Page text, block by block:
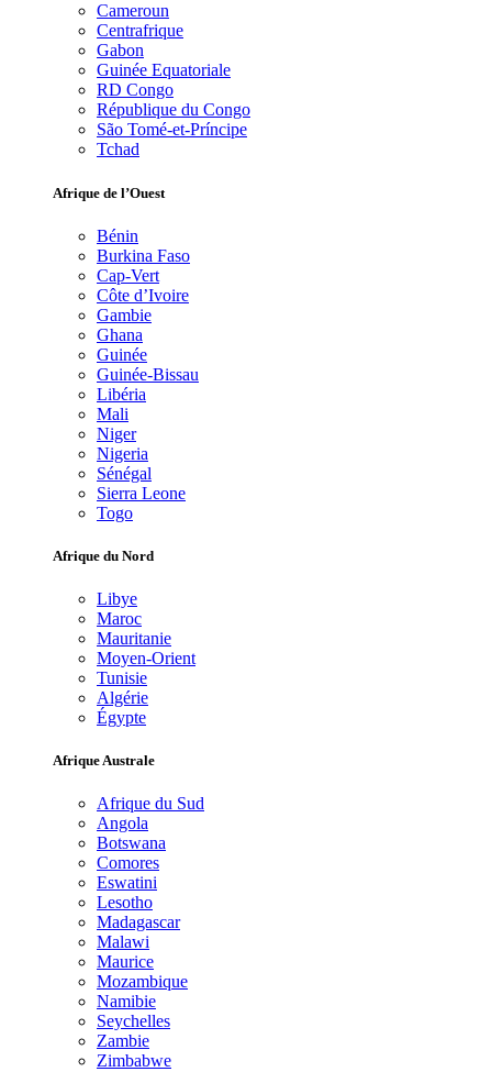
Cameroun
Centrafrique
Gabon
Guinée Equatoriale
RD Congo
République du Congo
São Tomé-et-Príncipe
Tchad
Afrique de l’Ouest
Bénin
Burkina Faso
Cap-Vert
Côte d’Ivoire
Gambie
Ghana
Guinée
Guinée-Bissau
Libéria
Mali
Niger
Nigeria
Sénégal
Sierra Leone
Togo
Afrique du Nord
Libye
Maroc
Mauritanie
Moyen-Orient
Tunisie
Algérie
Égypte
Afrique Australe
Afrique du Sud
Angola
Botswana
Comores
Eswatini
Lesotho
Madagascar
Malawi
Maurice
Mozambique
Namibie
Seychelles
Zambie
Zimbabwe